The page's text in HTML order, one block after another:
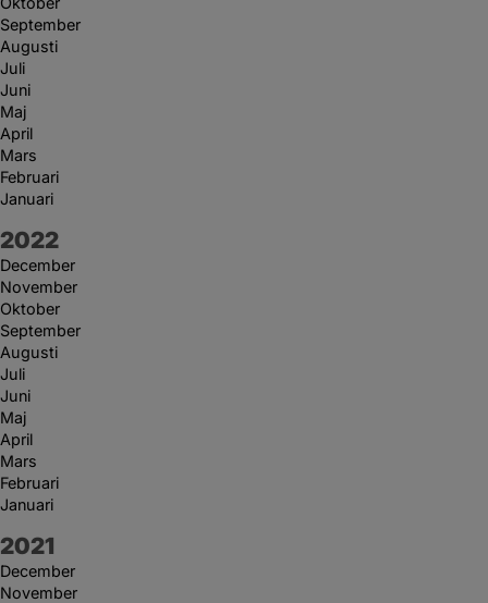
September
Augusti
Juli
Juni
Maj
April
Mars
Februari
Januari
År:
2022
December
November
Oktober
September
Augusti
Juli
Juni
Maj
April
Mars
Februari
Januari
År:
2021
December
November